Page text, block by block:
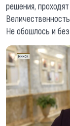
решения,
Не обошлось и